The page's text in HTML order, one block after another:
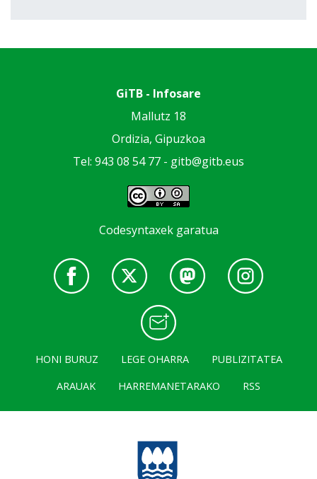
GiTB - Infosare
Mallutz 18
Ordizia, Gipuzkoa
Tel: 943 08 54 77 - gitb@gitb.eus
Codesyntaxek garatua
HONI BURUZ LEGE OHARRA
PUBLIZITATEA
ARAUAK
HARREMANETARAKO RSS